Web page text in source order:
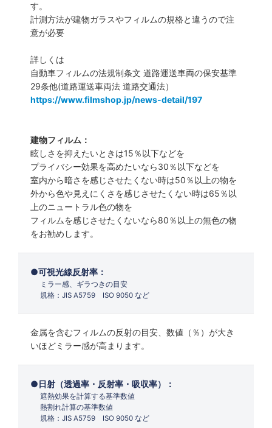
す。
計測方法が建物ガラスやフィルムの規格と違うので注
意が必要
詳しくは
自動車フィルムの法規制条文 道路運送車両の保安基準
29条他(道路運送車両法 道路交通法）
https://www.filmshop.jp/news-detail/197
建物フィルム：
眩しさを抑えたいときは15％以下などを
プライバシー効果を高めたいなら30％以下などを
室内から暗さを感じさせたくない時は50％以上の物を
外から色や見えにくさを感じさせたくない時は65％以
上のニュートラル色の物を
フィルムを感じさせたくないなら80％以上の無色の物
をお勧めします。
可視光線反射率：
ミラー感、ギラつきの目安
規格：JIS A5759 ISO 9050 など
金属を含むフィルムの反射の目安、数値（％）が大き
いほどミラー感が高まります。
日射（透過率・反射率・吸収率）：
遮熱効果を計算する基準数値
熱割れ計算の基準数値
規格：JIS A5759 ISO 9050 など